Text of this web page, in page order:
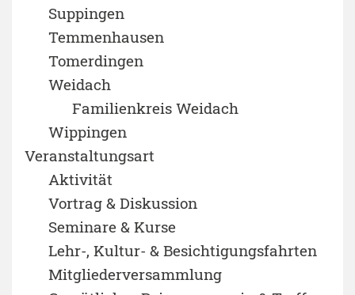
Suppingen
Temmenhausen
Tomerdingen
Weidach
Familienkreis Weidach
Wippingen
Veranstaltungsart
Aktivität
Vortrag & Diskussion
Seminare & Kurse
Lehr-, Kultur- & Besichtigungsfahrten
Mitgliederversammlung